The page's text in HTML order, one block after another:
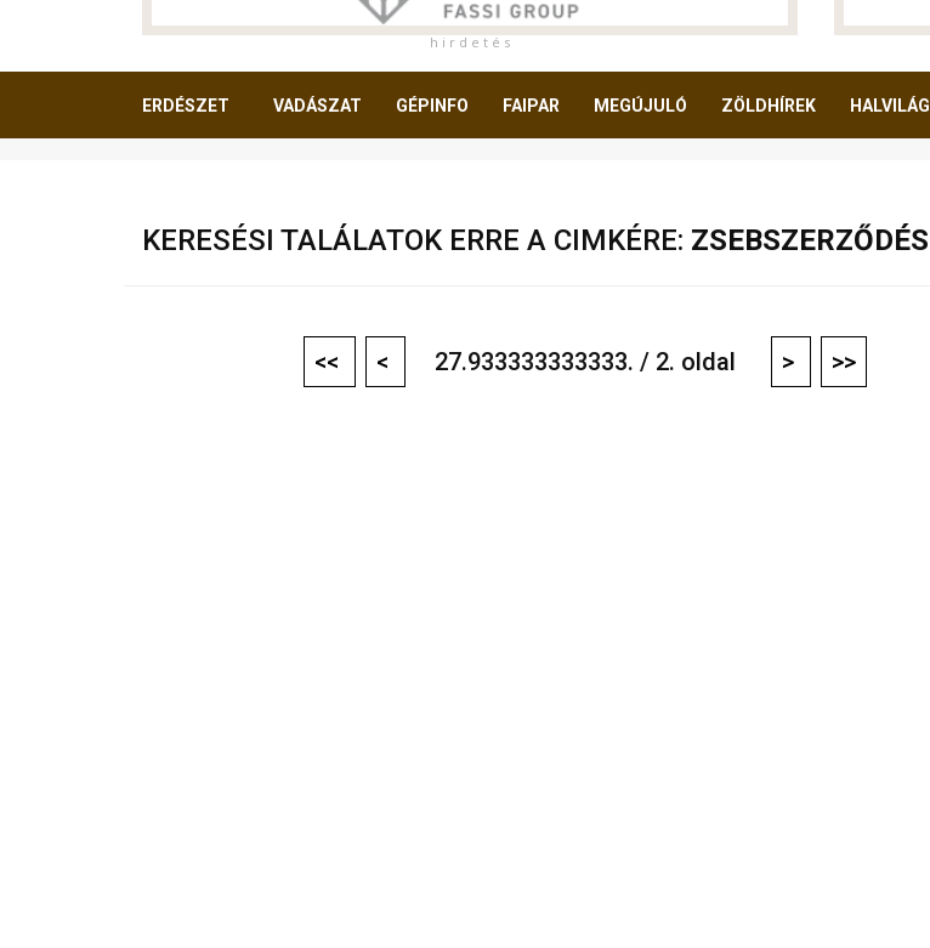
h i r d e t é s
ERDÉSZET VADÁSZAT GÉPINFO FAIPAR MEGÚJULÓ ZÖLDHÍREK HALVILÁG
KERESÉSI TALÁLATOK ERRE A CIMKÉRE: ZSEBSZERZŐDÉS
<< < 27.933333333333. / 2. oldal > >>